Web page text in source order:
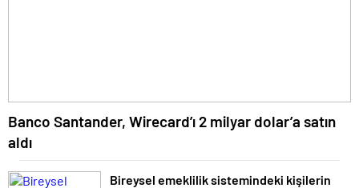
Banco Santander, Wirecard’ı 2 milyar dolar’a satın
aldı
Bireysel emeklilik sistemindeki kişilerin